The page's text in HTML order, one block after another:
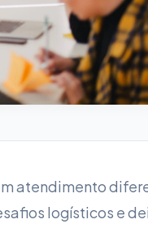
atendimento
logísticos e